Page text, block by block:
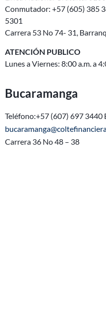
Conmutador: +57 (605) 385
5301
Carrera 53 No 74- 31,
ATENCIÓN PUBLICO
Lunes a Viernes: 8:00 a.m. a
Bucaramanga
Teléfono:+57 (607) 697 3440
Carrera 36 No 48 – 38